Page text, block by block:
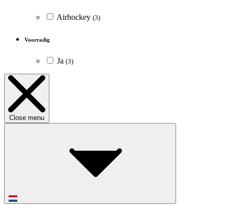
Airhockey (3)
Voorradig
Ja (3)
Close menu